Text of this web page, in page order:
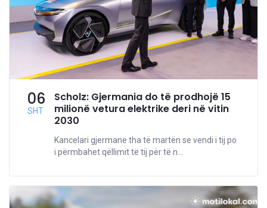
06
SHT
Scholz: Gjermania do të prodhojë 15
milionë vetura elektrike deri në vitin
2030
Kancelari gjermane tha të martën se vendi i tij po
i përmbahet qëllimit të tij për të n...